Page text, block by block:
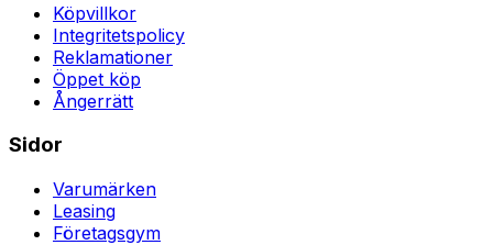
Köpvillkor
Integritetspolicy
Reklamationer
Öppet köp
Ångerrätt
Sidor
Varumärken
Leasing
Företagsgym